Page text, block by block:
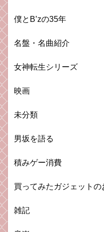
僕とB’zの35年
名盤・名曲紹介
女神転生シリーズ
映画
未分類
男坂を語る
積みゲー消費
買ってみたガジェットの
雑記